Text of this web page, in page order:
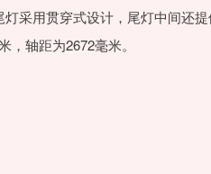
采用贯穿式设计，尾灯中间还
轴距为2672毫米。